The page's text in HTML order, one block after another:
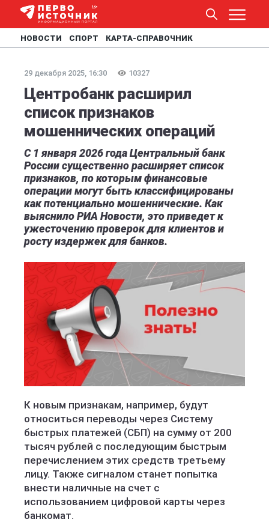
НОВОСТИ СПОРТ КАРТА-СПРАВОЧНИК
29 декабря 2025, 16:30 10327
Центробанк расширил
список признаков
мошеннических операций
С 1 января 2026 года Центральный банк
России существенно расширяет список
признаков, по которым финансовые
операции могут быть классифицированы
как потенциально мошеннические. Как
выяснило РИА Новости, это приведет к
ужесточению проверок для клиентов и
росту издержек для банков.
К новым признакам, например, будут
относиться переводы через Систему
быстрых платежей (СБП) на сумму от 200
тысяч рублей с последующим быстрым
перечислением этих средств третьему
лицу. Также сигналом станет попытка
внести наличные на счет с
использованием цифровой карты через
банкомат.